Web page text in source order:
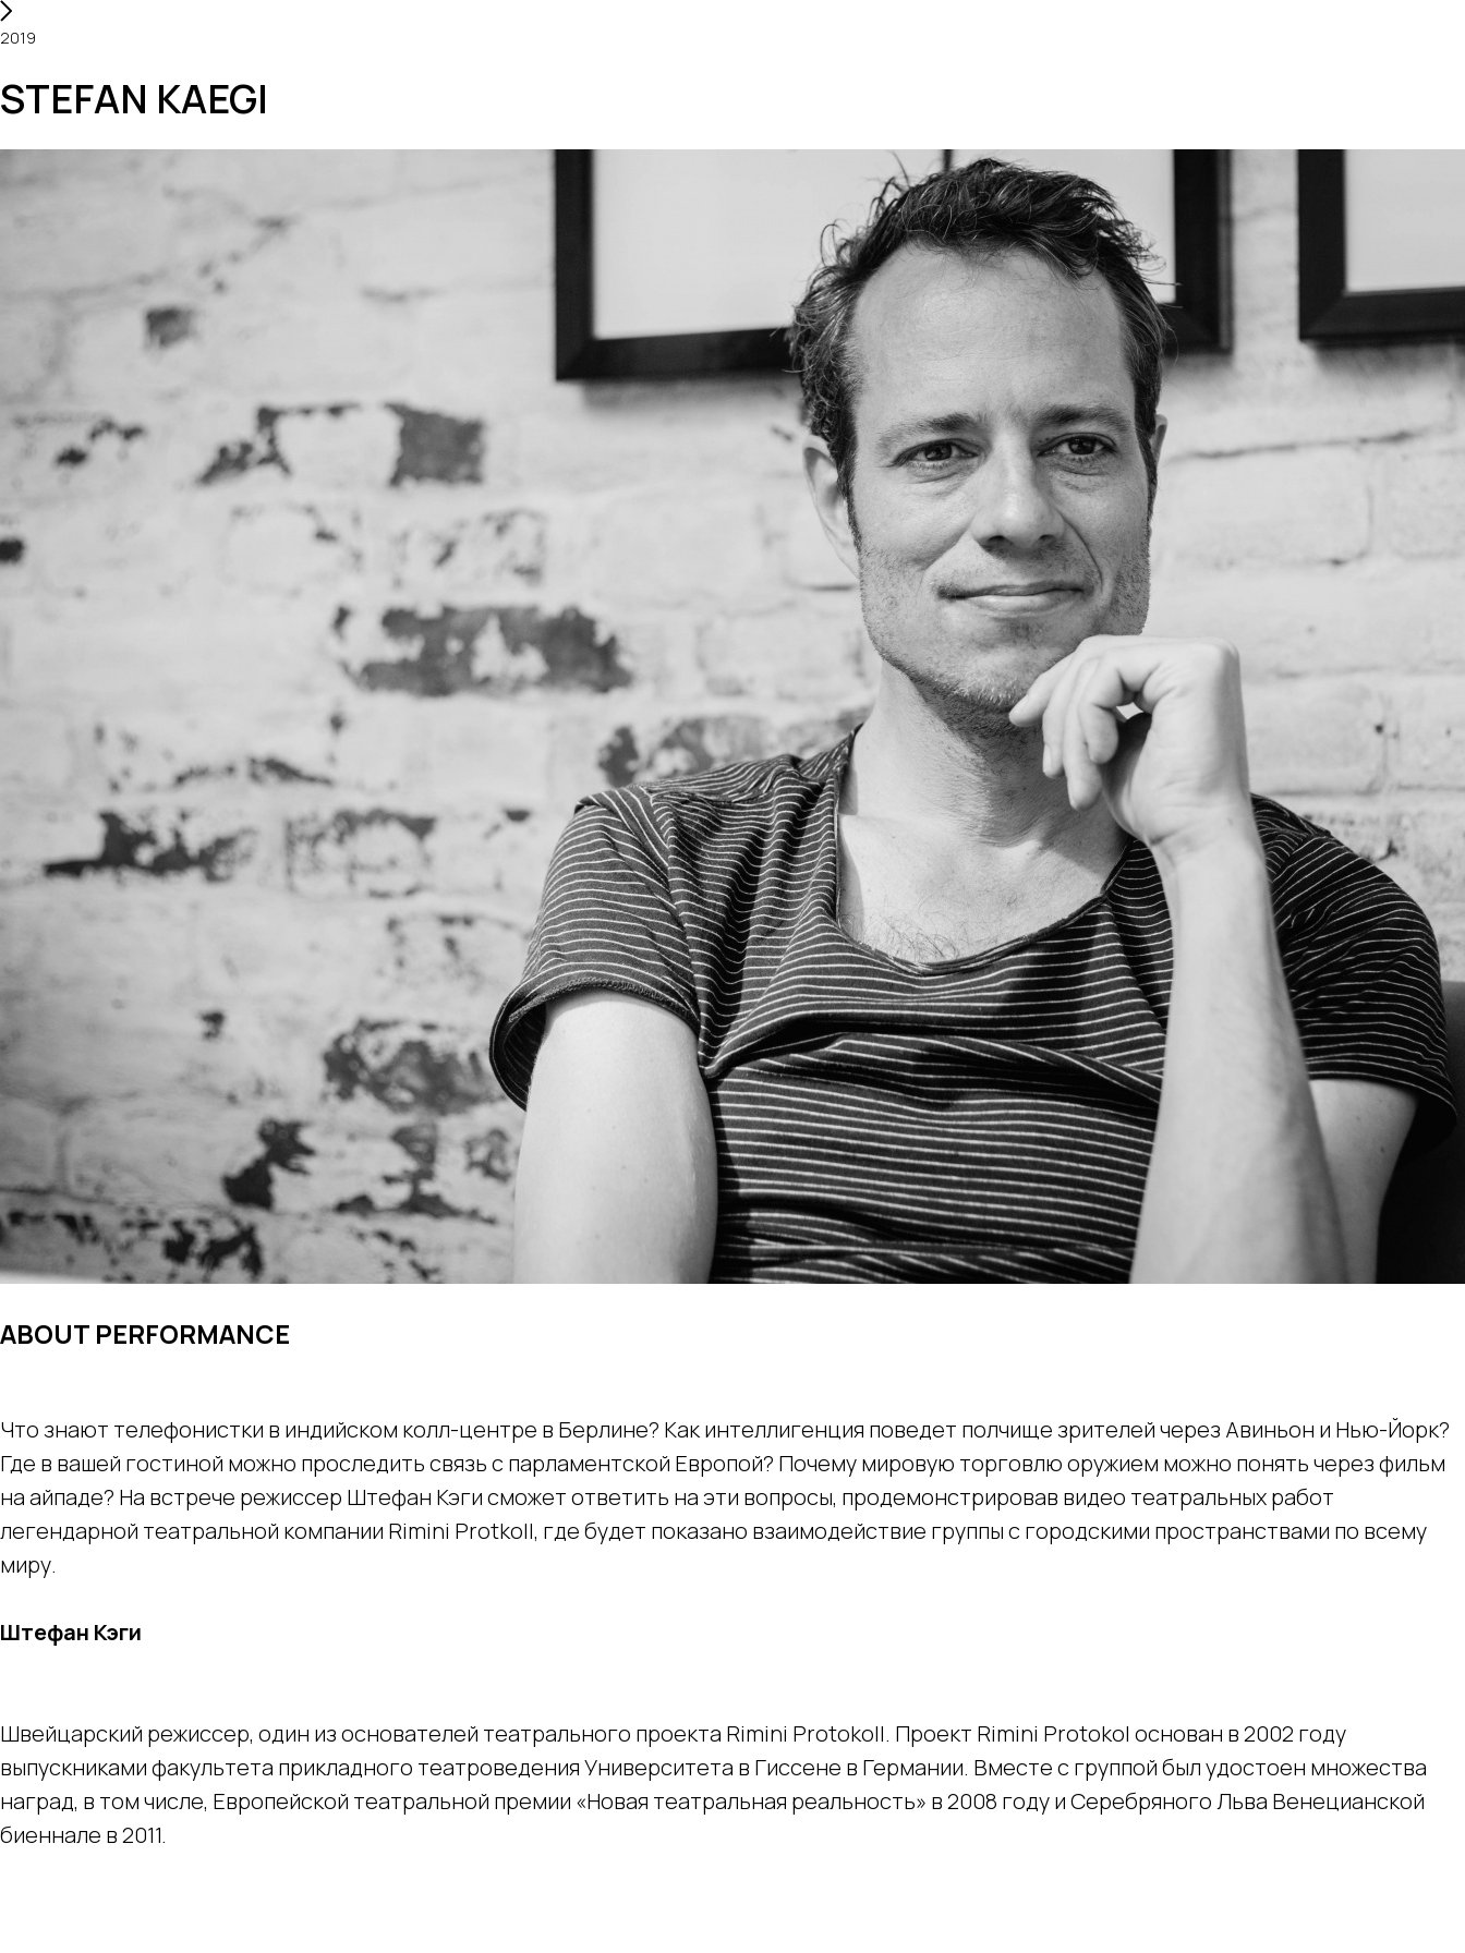
2019
STEFAN KAEGI
ABOUT PERFORMANCE
Что знают телефонистки в индийском колл-центре в Берлине? Как интеллигенция поведет полчище зрителей через Авиньон и Нью-Йорк?
Где в вашей гостиной можно проследить связь с парламентской Европой? Почему мировую торговлю оружием можно понять через фильм
на айпаде? На встрече режиссер Штефан Кэги сможет ответить на эти вопросы, продемонстрировав видео театральных работ
легендарной театральной компании Rimini Protkoll, где будет показано взаимодействие группы с городскими пространствами по всему
миру.
Штефан Кэги
Швейцарский режиссер, один из основателей театрального проекта Rimini Protokoll. Проект Rimini Protokol основан в 2002 году
выпускниками факультета прикладного театроведения Университета в Гиссене в Германии. Вместе с группой был удостоен множества
наград, в том числе, Европейской театральной премии «Новая театральная реальность» в 2008 году и Серебряного Льва Венецианской
биеннале в 2011.